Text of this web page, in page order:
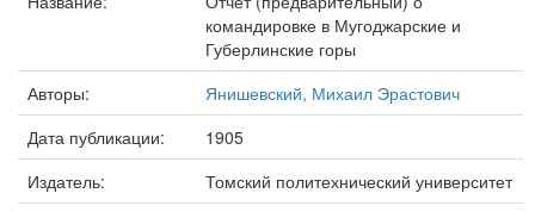
командировке в Мугоджарские и
Губерлинские горы
Авторы:
Янишевский, Михаил Эрастович
Дата публикации:
1905
Издатель:
Томский политехнический университет